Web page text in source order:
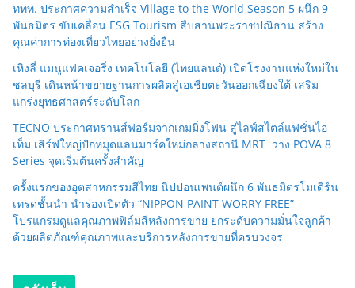
ททท. ประกาศความสำเร็จ Village to the World Season 5 ผนึก 9
พันธมิตร ขับเคลื่อน ESG Tourism สืบสานพระราชปณิธาน สร้าง
คุณค่าการท่องเที่ยวไทยอย่างยั่งยืน
เหิงลี่ แมนูแฟคเจอริ่ง เทคโนโลยี (ไทยแลนด์) เปิดโรงงานแห่งใหม่ใน
ชลบุรี เดินหน้าขยายฐานการผลิตสู่เอเชียตะวันออกเฉียงใต้ เสริม
แกร่งยุทธศาสตร์ระดับโลก
TECNO ประกาศทรานส์ฟอร์มจากเกมมิ่งโฟน สู่ไลฟ์สไตล์แฟชั่นไอ
เท็ม เสิร์ฟใหญ่ปักหมุดแลนมาร์คใหม่กลางสถานี MRT วาง POVA 8
Series จุดเริ่มต้นครั้งสำคัญ
ครั้งแรกของอุตสาหกรรมสีไทย นิปปอนเพนต์ผนึก 6 พันธมิตรโมเดิร์น
เทรดชั้นนำ นำร่องเปิดตัว “NIPPON PAINT WORRY FREE”
โปรแกรมดูแลคุณภาพฟิล์มสีหลังการขาย ยกระดับความมั่นใจลูกค้า
ด้วยผลิตภัณฑ์คุณภาพและบริการหลังการขายที่ครบวงจร